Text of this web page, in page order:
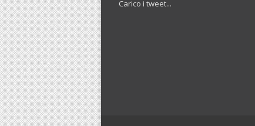
Carico i tweet...